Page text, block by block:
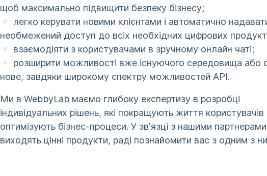
щоб максимально підвищити безпеку бізнесу;
легко керувати новими клієнтами і автоматично
необмежений доступ до всіх необхідних цифрових
взаємодіяти з користувачами в зручному онлайн чаті;
розширити можливості вже існуючого середовища або
нове, завдяки широкому спектру можливостей API.
Ми в WebbyLab маємо глибоку експертизу в розробці
індивідуальних рішень, які покращують життя користувачів
оптимізують бізнес-процеси. У звʼязці з нашими партнерами
виходять цінні продукти, раді познайомити вас з одним з